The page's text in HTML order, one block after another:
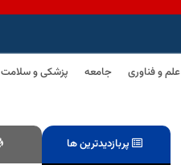
علم و فناوری جامعه پزشکی و سلامت
پربازدیدترین ها